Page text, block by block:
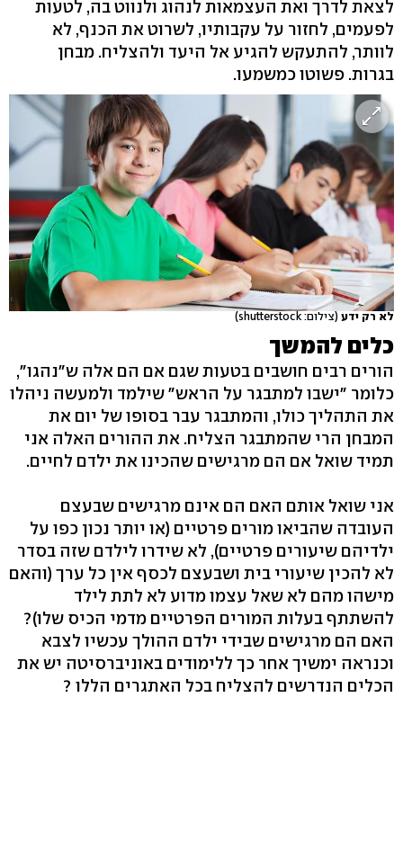
לצאת לדרך ואת העצמאות לנהוג ולנווט בה, לטעות
לפעמים, לחזור על עקבותיו, לשרוט את הכנף, לא
לוותר, להתעקש להגיע אל היעד ולהצליח. מבחן
בגרות. פשוטו כמשמעו.
לא רק ידע(צילום: shutterstock)
כלים להמשך
הורים רבים חושבים בטעות שגם אם הם אלה ש"נהגו",
כלומר "ישבו למתבגר על הראש" שילמד ולמעשה ניהלו
את התהליך כולו, והמתבגר עבר בסופו של יום את
המבחן הרי שהמתבגר הצליח. את ההורים האלה אני
תמיד שואל אם הם מרגישים שהכינו את ילדם לחיים.
אני שואל אותם האם הם אינם מרגישים שבעצם
העובדה שהביאו מורים פרטיים (או יותר נכון כפו על
ילדיהם שיעורים פרטיים), לא שידרו לילדם שזה בסדר
לא להכין שיעורי בית ושבעצם לכסף אין כל ערך (והאם
מישהו מהם לא שאל עצמו מדוע לא לתת לילד
להשתתף בעלות המורים הפרטיים מדמי הכיס שלו)?
האם הם מרגישים שבידי ילדם ההולך עכשיו לצבא
וכנראה ימשיך אחר כך ללימודים באוניברסיטה יש את
הכלים הנדרשים להצליח בכל האתגרים הללו ?